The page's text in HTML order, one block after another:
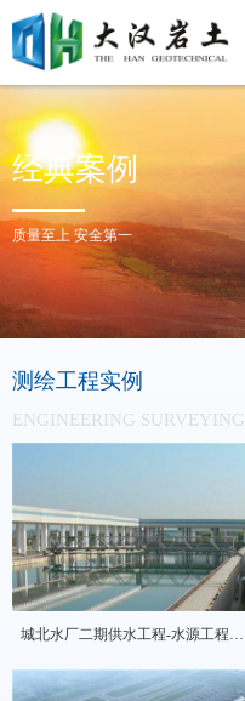
经典案例
质量至上 安全第一
测绘工程实例
ENGINEERING SURVEYING
城北水厂二期供水工程-水源工程取水泵房基坑监测